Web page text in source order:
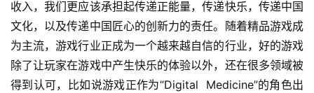
0
日
游
茶
收入，我们更应该承担起传递正能量，传递快乐，传递中国
文化，以及传递中国匠心的创新力的责任。随着精品游戏成
为主流，游戏行业正成为一个越来越自信的行业，好的游戏
除了让玩家在游戏中产生快乐的体验以外，还在很多领域被
得到认可，比如说游戏正作为“Digital  Medicine”的角色出